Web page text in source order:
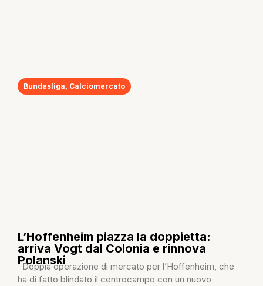
Bundesliga, Calciomercato
L’Hoffenheim piazza la doppietta:
arriva Vogt dal Colonia e rinnova
Polanski
Doppia operazione di mercato per l’Hoffenheim, che
ha di fatto blindato il centrocampo con un nuovo